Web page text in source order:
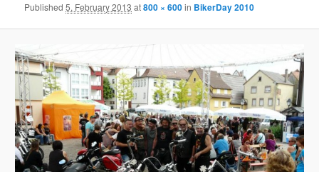
Published5. February 2013 at800 × 600in BikerDay 2010